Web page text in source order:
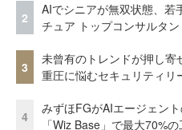
2
AIでシニアが無双状態、若
チュア トップコンサルタン
3
未曾有のトレンドが押し
重圧に悩むセキュリティリ
4
みずほFGがAIエージェン
「Wiz Base」で最大70%